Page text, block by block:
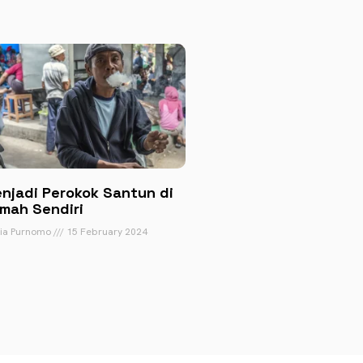
Perokok Santun di
Sendiri
Purnomo 15 February 2024